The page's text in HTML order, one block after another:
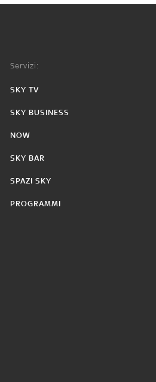
Servizi:
SKY TV
SKY BUSINESS
NOW
SKY BAR
SPAZI SKY
PROGRAMMI